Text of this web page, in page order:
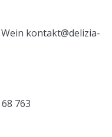
kontakt@delizia-
763